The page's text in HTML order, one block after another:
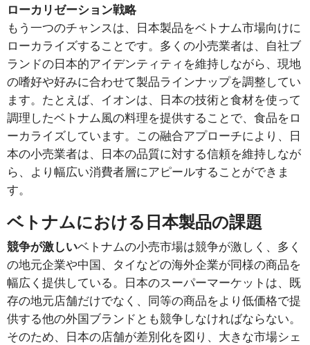
ローカリゼーション戦略
もう一つのチャンスは、日本製品をベトナム市場向けに
ローカライズすることです。多くの小売業者は、自社ブ
ランドの日本的アイデンティティを維持しながら、現地
の嗜好や好みに合わせて製品ラインナップを調整してい
ます。たとえば、イオンは、日本の技術と食材を使って
調理したベトナム風の料理を提供することで、食品をロ
ーカライズしています。この融合アプローチにより、日
本の小売業者は、日本の品質に対する信頼を維持しなが
ら、より幅広い消費者層にアピールすることができま
す。
ベトナムにおける日本製品の課題
競争が激しいベトナムの小売市場は競争が激しく、多く
の地元企業や中国、タイなどの海外企業が同様の商品を
幅広く提供している。日本のスーパーマーケットは、既
存の地元店舗だけでなく、同等の商品をより低価格で提
供する他の外国ブランドとも競争しなければならない。
そのため、日本の店舗が差別化を図り、大きな市場シェ